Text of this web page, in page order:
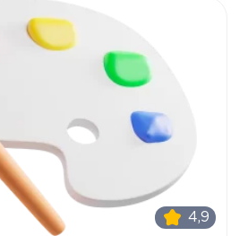
4,9